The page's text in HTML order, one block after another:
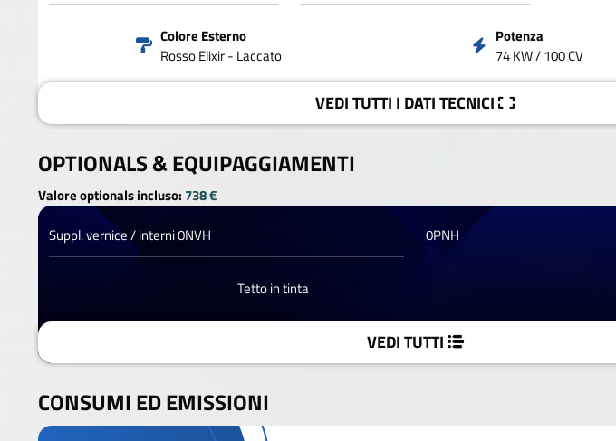
Colore Esterno
Rosso Elixir - Laccato
Potenza
74 KW / 100 CV
VEDITUTTI I DATITECNICI
OPTIONALS &EQUIPAGGIAMENTI
Valore optionals incluso: 738 €
Suppl. vernice / interni 0NVH
0PNH
Tetto in tinta
VEDI TUTTI
CONSUMI ED EMISSIONI